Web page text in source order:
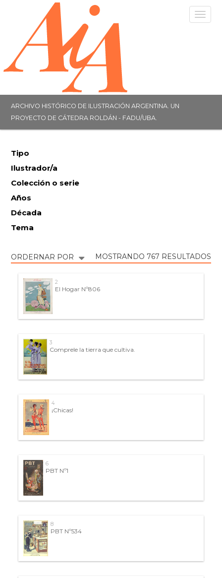
ARCHIVO HISTÓRICO DE ILUSTRACIÓN ARGENTINA. UN
PROYECTO DE CÁTEDRA ROLDÁN - FADU/UBA.
Tipo
Ilustrador/a
Colección o serie
Años
Década
Tema
ORDERNAR POR MOSTRANDO 767 RESULTADOS
2
El Hogar Nº806
3
Comprele la tierra que cultiva.
4
¡Chicas!
6
PBT Nº1
8
PBT Nº534